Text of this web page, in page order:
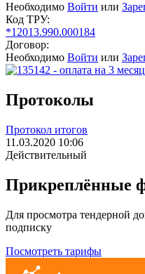
Необходимо Войти или
Код ТРУ:
*12013.990.000184
Договор:
Необходимо Войти или
Протоколы
Протокол итогов
11.03.2020 10:06
Действительный
Прикреплённые
Для просмотра тендерной
подписку
Посмотреть тарифы